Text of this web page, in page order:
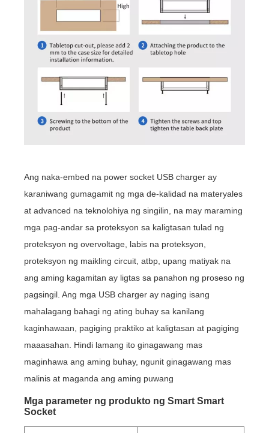
Ang naka-embed na power socket USB charger ay
karaniwang gumagamit ng mga de-kalidad na materyales
at advanced na teknolohiya ng singilin, na may maraming
mga pag-andar sa proteksyon sa kaligtasan tulad ng
proteksyon ng overvoltage, labis na proteksyon,
proteksyon ng maikling circuit, atbp, upang matiyak na
ang aming kagamitan ay ligtas sa panahon ng proseso ng
pagsingil. Ang mga USB charger ay naging isang
mahalagang bahagi ng ating buhay sa kanilang
kaginhawaan, pagiging praktiko at kaligtasan at pagiging
maaasahan. Hindi lamang ito ginagawang mas
maginhawa ang aming buhay, ngunit ginagawang mas
malinis at maganda ang aming puwang
Mga parameter ng produkto ng Smart Smart
Socket